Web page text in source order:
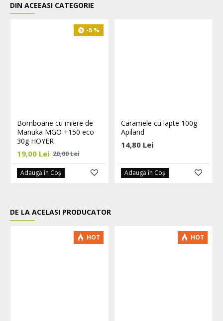
DIN ACEEASI CATEGORIE
-5 %
Bomboane cu miere de
Manuka MGO +150 eco
30g HOYER
19,00 Lei 20,00 Lei
Adaugă în Coş
Caramele cu lapte 100g
Apiland
14,80 Lei
Adaugă în Coş
DE LA ACELASI PRODUCATOR
HOT HOT